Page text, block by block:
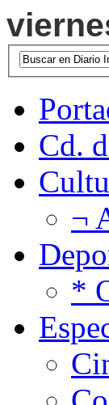
Cd.
¬
*